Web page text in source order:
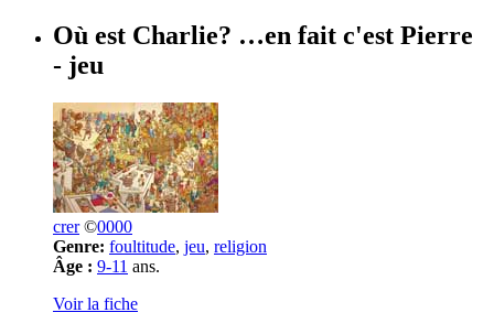
Où est Charlie? …en fait c'est Pierre
- jeu
crer©0000
Genre: foultitude, jeu, religion
Âge : 9-11 ans.
Voir la fiche